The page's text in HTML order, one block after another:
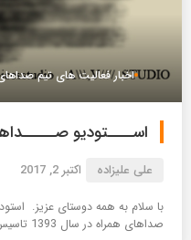
اخبار فعالیت های تیم
اســــتودیو
علی علیزاده اکتبر 2, 2017
با سلام به همه دوستای عزیز.
صداهای همراه در سال 1393 تاسیس شد […]